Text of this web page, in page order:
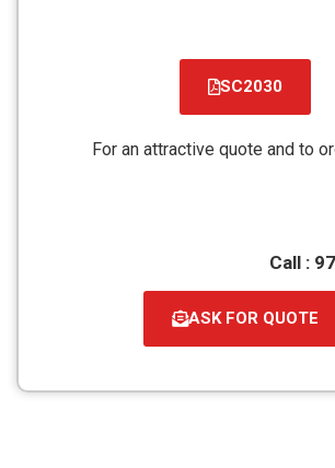
SC2030
קובץ
PDF
For an attractive quote and to
Call :
ASK FOR QUOTE